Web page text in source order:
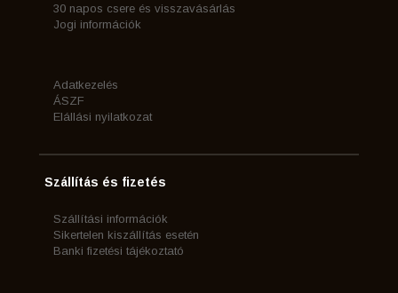
30 napos csere és visszavásárlás
Jogi információk
Adatkezelés
ÁSZF
Elállási nyilatkozat
Szállítás és fizetés
Szállítási információk
Sikertelen kiszállítás esetén
Banki fizetési tájékoztató